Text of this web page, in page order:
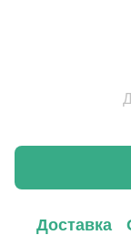
Доставка